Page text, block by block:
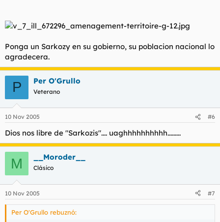
Ponga un Sarkozy en su gobierno, su poblacion nacional lo
agradecera.
P Per O'Grullo
Veterano
10 Nov 2005 #6
Dios nos libre de "Sarkozis".... uaghhhhhhhhhh.........
M __Moroder__
Clásico
10 Nov 2005 #7
Per O'Grullo rebuznó: